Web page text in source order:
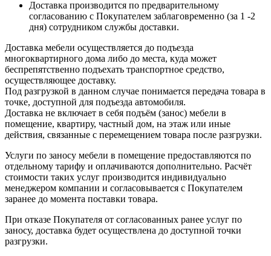
Доставка производится по предварительному
согласованию с Покупателем заблаговременно (за 1 -2
дня) сотрудником службы доставки.
Доставка мебели осуществляется до подъезда
многоквартирного дома либо до места, куда может
беспрепятственно подъехать транспортное средство,
осуществляющее доставку.
Под разгрузкой в данном случае понимается передача товара в
точке, доступной для подъезда автомобиля.
Доставка не включает в себя подъём (занос) мебели в
помещение, квартиру, частный дом, на этаж или иные
действия, связанные с перемещением товара после разгрузки.
Услуги по заносу мебели в помещение предоставляются по
отдельному тарифу и оплачиваются дополнительно. Расчёт
стоимости таких услуг производится индивидуально
менеджером компании и согласовывается с Покупателем
заранее до момента поставки товара.
При отказе Покупателя от согласованных ранее услуг по
заносу, доставка будет осуществлена до доступной точки
разгрузки.